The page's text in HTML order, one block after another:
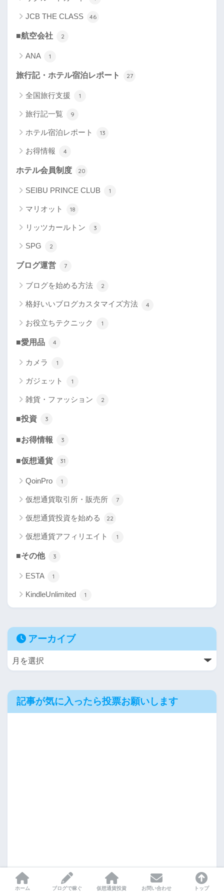
JCB THE CLASS 46
■航空会社 2
ANA 1
旅行記・ホテル宿泊レポート 27
全国旅行支援 1
旅行記一覧 9
ホテル宿泊レポート 13
お得情報 4
ホテル会員制度 20
SEIBU PRINCE CLUB 1
マリオット 18
リッツカールトン 3
SPG 2
ブログ運営 7
ブログを始める方法 2
格好いいブログカスタマイズ方法 4
お役立ちテクニック 1
■愛用品 4
カメラ 1
ガジェット 1
雑貨・ファッション 2
■投資 3
■お得情報 3
■仮想通貨 31
QoinPro 1
仮想通貨取引所・販売所 7
仮想通貨投資を始める 22
仮想通貨アフィリエイト 1
■その他 3
ESTA 1
KindleUnlimited 1
アーカイブ
記事が気に入ったら投票お願いします
ホーム ブログで稼ぐ 仮想通貨投資 お問い合わせ トップ